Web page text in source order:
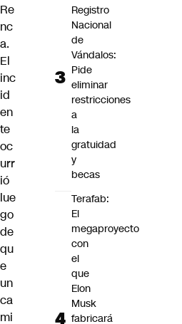
Re
nc
a.
El
inc
id
en
te
oc
urr
ió
lue
go
de
qu
e
un
ca
mi
Registro
Nacional
de
Vándalos:
Pide
eliminar
restricciones
a
la
gratuidad
y
becas
Terafab:
El
megaproyecto
con
el
que
Elon
Musk
fabricará